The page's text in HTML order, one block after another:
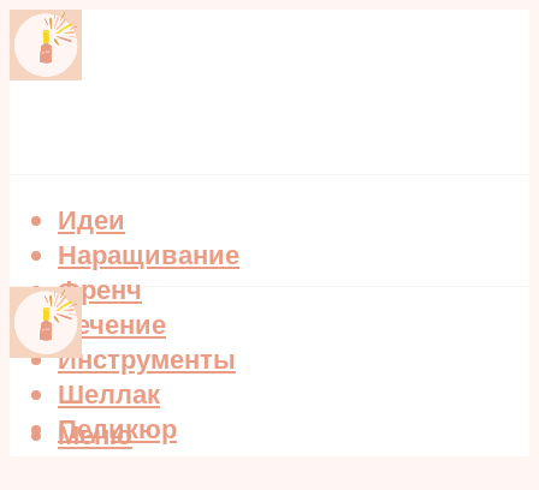
Идеи
Наращивание
Френч
Лечение
Инструменты
Шеллак
Педикюр
Меню